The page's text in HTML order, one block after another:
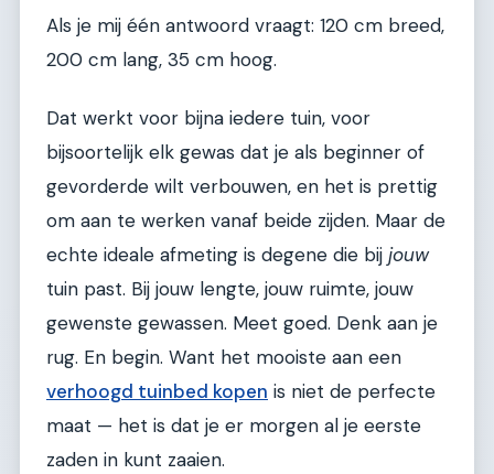
Als je mij één antwoord vraagt: 120 cm breed,
200 cm lang, 35 cm hoog.
Dat werkt voor bijna iedere tuin, voor
bijsoortelijk elk gewas dat je als beginner of
gevorderde wilt verbouwen, en het is prettig
om aan te werken vanaf beide zijden. Maar de
echte ideale afmeting is degene die bij jouw
tuin past. Bij jouw lengte, jouw ruimte, jouw
gewenste gewassen. Meet goed. Denk aan je
rug. En begin. Want het mooiste aan een
verhoogd tuinbed kopen is niet de perfecte
maat — het is dat je er morgen al je eerste
zaden in kunt zaaien.